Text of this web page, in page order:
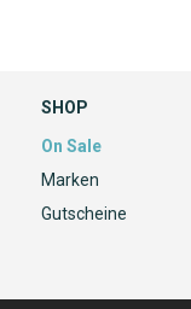
SHOP
On Sale
Marken
Gutscheine